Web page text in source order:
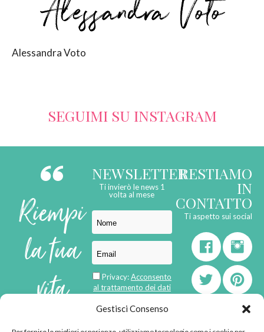
Gestisci Consenso
COLLABORAZIONI
Alessandra Voto
SEGUIMI SU INSTAGRAM
Riempi
la tua
vita
NEWSLETTER
Ti invierò le news 1
volta al mese
Privacy:Acconsento
al trattamento dei dati
RESTIAMO
IN
CONTATTO
Ti aspetto sui social